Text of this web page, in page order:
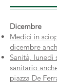
Dicembre
Medici in
dicembre
Sanità, lunedì
sanitario
piazza De